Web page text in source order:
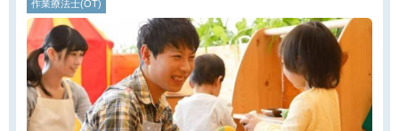
作業療法士(OT)